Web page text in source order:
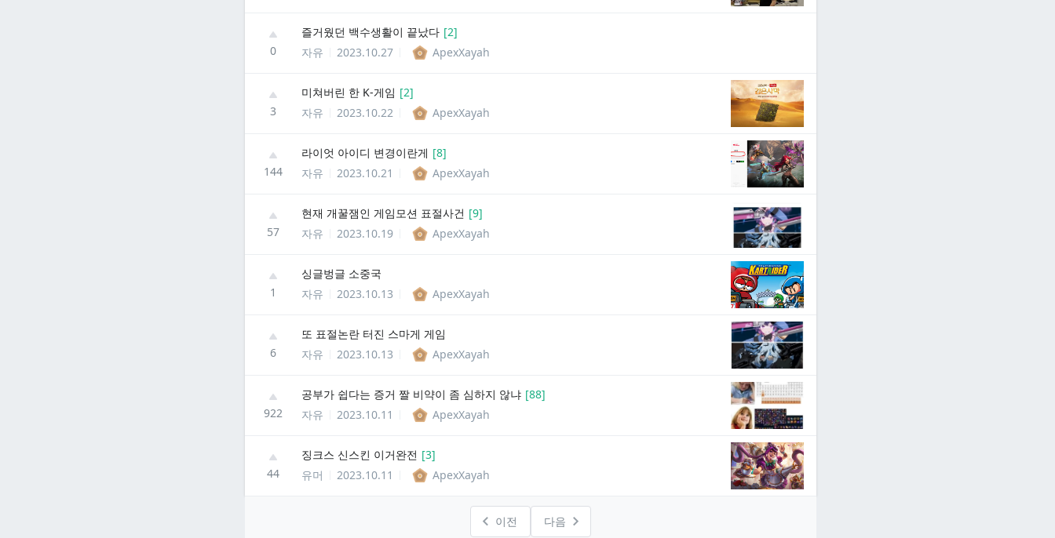
0
즐거웠던 백수생활이 끝났다 [2]
자유
2023.10.27 ApexXayah
3
미쳐버린 한 K-게임 [2]
자유
2023.10.22 ApexXayah
144
라이엇 아이디 변경이란게 [8]
자유
2023.10.21 ApexXayah
57
현재 개꿀잼인 게임모션 표절사건 [9]
자유
2023.10.19 ApexXayah
1
싱글벙글 소중국
자유
2023.10.13 ApexXayah
6
또 표절논란 터진 스마게 게임
자유
2023.10.13 ApexXayah
922
공부가 쉽다는 증거 짤 비약이 좀 심하지 않냐 [88]
자유
2023.10.11 ApexXayah
44
징크스 신스킨 이거완전 [3]
유머
2023.10.11 ApexXayah
이전 다음